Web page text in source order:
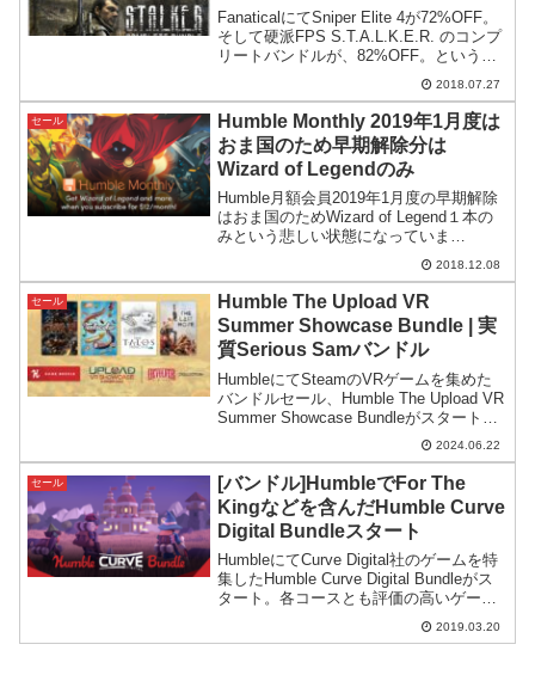
ドルが82%OFF
FanaticalにてSniper Elite 4が72%OFF。
そして硬派FPS S.T.A.L.K.E.R. のコンプ
リートバンドルが、82%OFF。というセ
ールが行われています。Sniper Elite 4の
2018.07.27
セール
Humble Monthly 2019年1月度は
おま国のため早期解除分は
Wizard of Legendのみ
Humble月額会員2019年1月度の早期解除
はおま国のためWizard of Legend１本の
みという悲しい状態になっていま
2018.12.08
セール
Humble The Upload VR
Summer Showcase Bundle | 実
質Serious Samバンドル
HumbleにてSteamのVRゲームを集めた
バンドルセール、Humble The Upload VR
Summer Showcase Bundleがスタート。
内容の半分がSerious Samという実質2024.06.22
セール
[バンドル]HumbleでFor The
Kingなどを含んだHumble Curve
Digital Bundleスタート
HumbleにてCurve Digital社のゲームを特
集したHumble Curve Digital Bundleがス
タート。各コースとも評価の高いゲーム
が揃えてあり充実したバンドルになって
2019.03.20